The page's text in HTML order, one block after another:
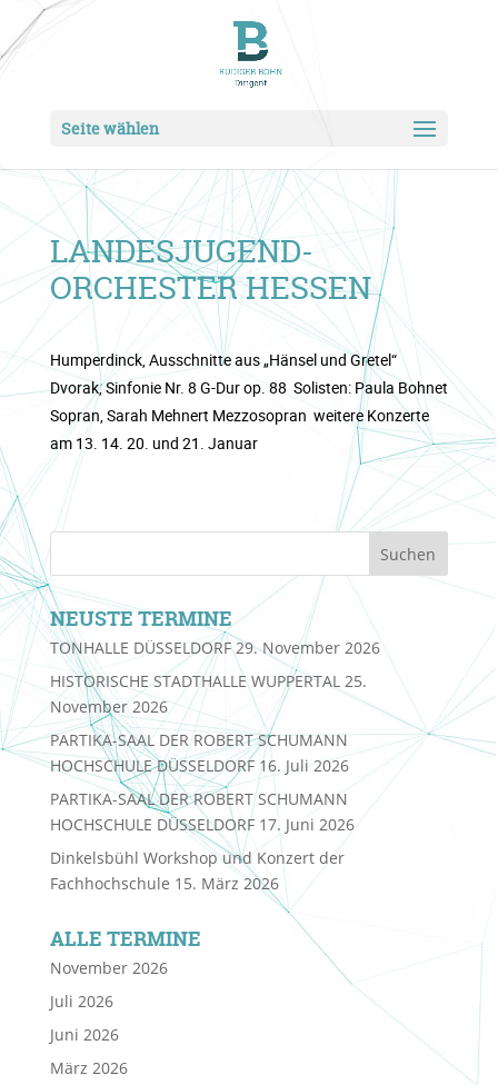
Seite wählen
LANDESJUGEND-
ORCHESTER HESSEN
Humperdinck, Ausschnitte aus „Hänsel und Gretel“
Dvorak, Sinfonie Nr. 8 G-Dur op. 88 Solisten: Paula Bohnet
Sopran, Sarah Mehnert Mezzosopran weitere Konzerte
am 13. 14. 20. und 21. Januar
NEUSTE TERMINE
TONHALLE DÜSSELDORF 29. November 2026
HISTORISCHE STADTHALLE WUPPERTAL 25.
November 2026
PARTIKA-SAAL DER ROBERT SCHUMANN
HOCHSCHULE DÜSSELDORF 16. Juli 2026
PARTIKA-SAAL DER ROBERT SCHUMANN
HOCHSCHULE DÜSSELDORF 17. Juni 2026
Dinkelsbühl Workshop und Konzert der
Fachhochschule 15. März 2026
ALLE TERMINE
November 2026
Juli 2026
Juni 2026
März 2026